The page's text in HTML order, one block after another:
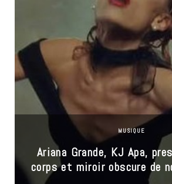
MUSIQUE
Ariana Grande, KJ Apa,
corps et miroir obscure de